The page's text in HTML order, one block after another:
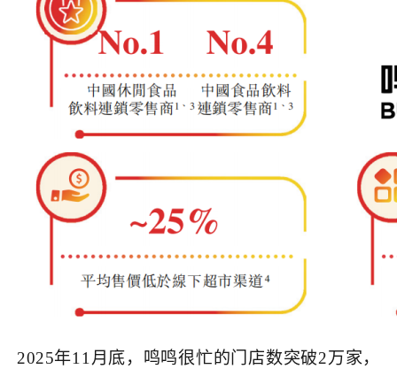
2025年11月底，鸣鸣很忙的门店数突破2万家，